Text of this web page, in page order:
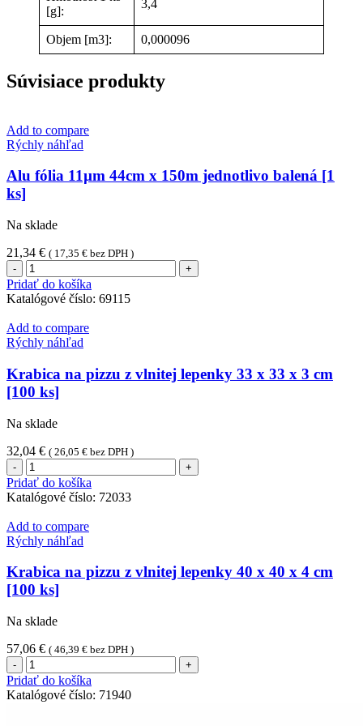
[g]:
3,4
Objem [m3]: 0,000096
Súvisiace produkty
Add to compare
Rýchly náhľad
Alu fólia 11µm 44cm x 150m jednotlivo balená [1
ks]
Na sklade
21,34 € ( 17,35 € bez DPH )
množstvo
Alu
fólia
11µm
44cm
x
150m
jednotlivo
balená
[1
Pridať do košíka
Katalógové číslo: 69115
Add to compare
Rýchly náhľad
Krabica na pizzu z vlnitej lepenky 33 x 33 x 3 cm
[100 ks]
Na sklade
32,04 € ( 26,05 € bez DPH )
množstvo
Krabica
na
pizzu
z
vlnitej
lepenky
33
x
33
3
[100
ks]
Pridať do košíka
Katalógové číslo: 72033
Add to compare
Rýchly náhľad
Krabica na pizzu z vlnitej lepenky 40 x 40 x 4 cm
[100 ks]
Na sklade
57,06 € ( 46,39 € bez DPH )
množstvo
Krabica
na
pizzu
Pridať do košíka
Katalógové číslo: 71940